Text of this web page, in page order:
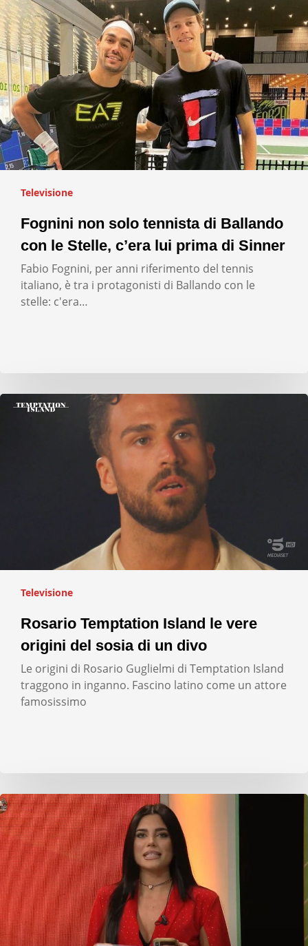
Televisione
Fognini non solo tennista di Ballando
con le Stelle, c’era lui prima di Sinner
Fabio Fognini, per anni riferimento del tennis
italiano, è tra i protagonisti di Ballando con le
stelle: c'era…
Televisione
Rosario Temptation Island le vere
origini del sosia di un divo
Le origini di Rosario Guglielmi di Temptation Island
traggono in inganno. Fascino latino come un attore
famosissimo